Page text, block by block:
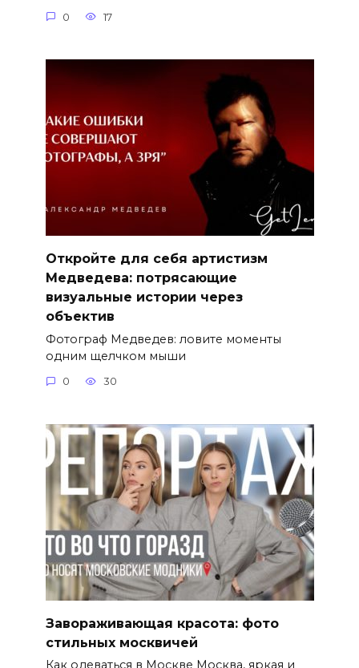
0 17
Откройте для себя артистизм
Медведева: потрясающие
визуальные истории через
объектив
Фотограф Медведев: ловите моменты
одним щелчком мыши
0 30
Завораживающая красота: фото
стильных москвичей